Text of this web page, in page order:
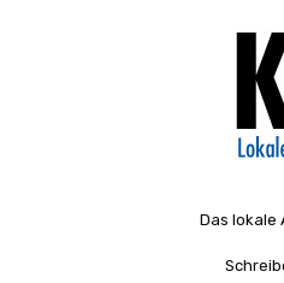
Das lokale